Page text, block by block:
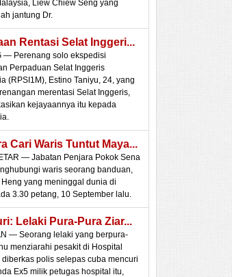
Liew Chiew Seng yang
jantung Dr.
Rentasi Selat Inggeri...
— Perenang solo ekspedisi
Perpaduan Selat Inggeris
(RPSI1M), Estino Taniyu, 24, yang
merentasi Selat Inggeris,
kejayaannya itu kepada
Cari Waris Tuntut Maya...
— Jabatan Penjara Pokok Sena
waris seorang banduan,
yang meninggal dunia di
3.30 petang, 10 September lalu.
Lelaki Pura-Pura Ziar...
— Seorang lelaki yang berpura-
menziarahi pesakit di Hospital
diberkas polis selepas cuba mencuri
Ex5 milik petugas hospital itu,